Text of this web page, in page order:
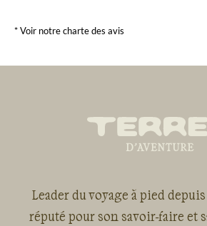
* Voir notre charte des avis
Leader du voyage à pied
réputé pour son savoir-faire et